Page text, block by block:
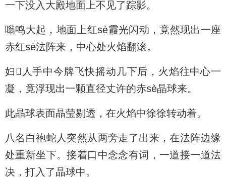
一下没入大殿地面上不见了踪影。
嗡鸣大起，地面上红sè霞光闪动，竟然现出一座
赤红sè法阵来，中心处火焰翻滚。
妇人手中今牌飞快摇动几下后，火焰往中心一
凝，竟浮现出一颗直径丈许的赤sè晶球来。
此晶球表面晶莹剔透，在火焰中徐徐转动着。
八名白袍蛇人突然从两旁走了出来，在法阵边缘
处重新坐下。接着口中念念有词，一道接一道法
决，打入了晶球中。